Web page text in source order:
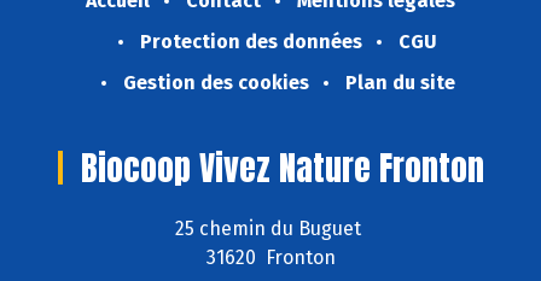
Protection des données
CGU
Gestion des cookies
Plan du site
Biocoop Vivez Nature Fronton
25 chemin du Buguet
31620 Fronton